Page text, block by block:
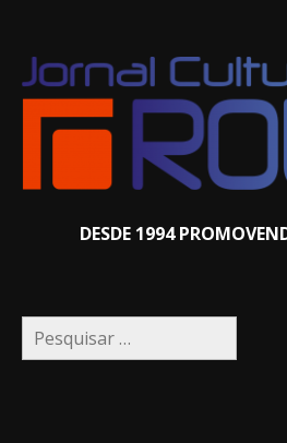
DESDE 1994
Pesquisar
por: